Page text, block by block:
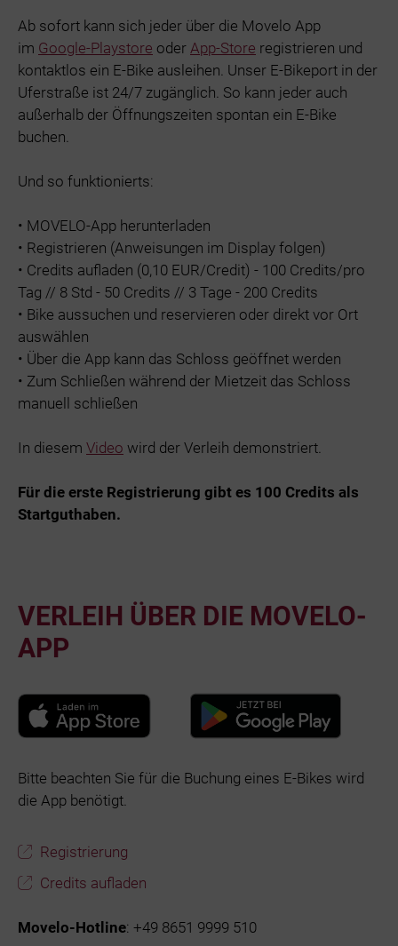
Ab sofort kann sich jeder über die Movelo App
im Google-Playstore oder App-Store registrieren und
kontaktlos ein E-Bike ausleihen. Unser E-Bikeport in der
Uferstraße ist 24/7 zugänglich. So kann jeder auch
außerhalb der Öffnungszeiten spontan ein E-Bike
buchen.
Und so funktionierts:
• MOVELO-App herunterladen
• Registrieren (Anweisungen im Display folgen)
• Credits aufladen (0,10 EUR/Credit) - 100 Credits/pro
Tag // 8 Std - 50 Credits // 3 Tage - 200 Credits
• Bike aussuchen und reservieren oder direkt vor Ort
auswählen
• Über die App kann das Schloss geöffnet werden
• Zum Schließen während der Mietzeit das Schloss
manuell schließen
In diesem Video wird der Verleih demonstriert.
Für die erste Registrierung gibt es 100 Credits als
Startguthaben.
VERLEIH ÜBER DIE MOVELO-
APP
Bitte beachten Sie für die Buchung eines E-Bikes wird
die App benötigt.
Registrierung
Credits aufladen
Movelo-Hotline: +49 8651 9999 510